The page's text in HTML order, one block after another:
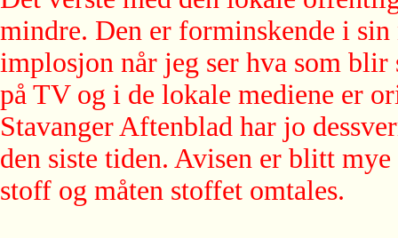
mindre. Den er forminskende i sin
implosjon når jeg ser hva som
på TV og i de lokale mediene er
Stavanger Aftenblad har jo
den siste tiden. Avisen er blitt
stoff og måten stoffet omtales.